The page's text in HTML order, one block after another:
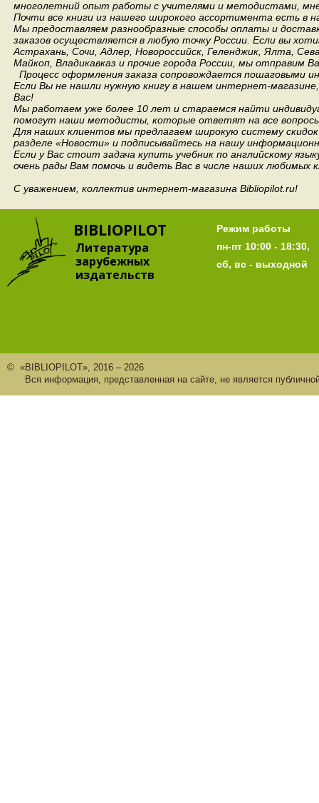
многолетний опыт работы с учителями и методистами,
Почти все книги из нашего широкого ассортимента есть в
Мы предоставляем разнообразные способы оплаты и
заказов осуществляется в любую точку России. Если вы
Астрахань, Сочи, Адлер, Новороссийск, Геленджик, Ялта,
Майкоп, Владикавказ и прочие города России, мы отправим
Процесс оформления заказа сопровождается пошаговыми
Если Вы не нашли нужную книгу в нашем интернет-
Вас!
Мы работаем уже более 10 лет и стараемся найти
помогут наши методисты, которые ответят на все
Для наших клиентов мы предлагаем широкую систему
разделе «Новости» и подписывайтесь на нашу
Если у Вас стоит задача купить учебник по английскому
очень рады Вам помочь и видеть Вас в числе наших любимых
С уважением, коллектив интернет-магазина Bibliopilot.ru!
BIBLIOPILOT
Литература
зарубежных
издательств
Режим работы
пн-пт 10:00 - 18:30,
сб, вс - выходной
© «BIBLIOPILOT», 2016 – 2026
Вся информация, представленная на сайте, не является